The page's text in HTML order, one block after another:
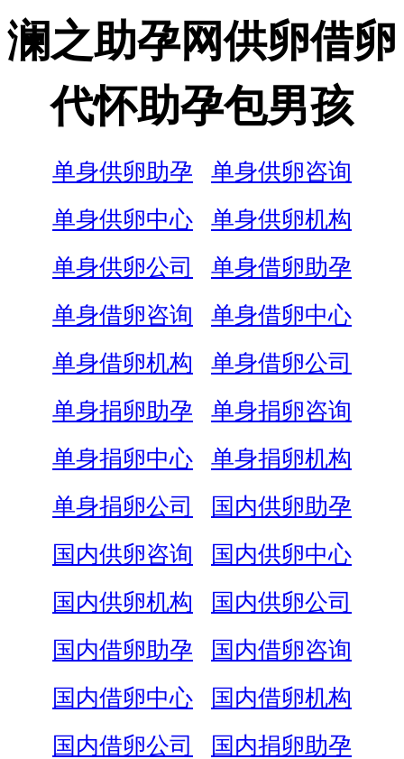
澜之助孕网供卵借卵
代怀助孕包男孩
单身供卵助孕
单身供卵咨询
单身供卵中心
单身供卵机构
单身供卵公司
单身借卵助孕
单身借卵咨询
单身借卵中心
单身借卵机构
单身借卵公司
单身捐卵助孕
单身捐卵咨询
单身捐卵中心
单身捐卵机构
单身捐卵公司
国内供卵助孕
国内供卵咨询
国内供卵中心
国内供卵机构
国内供卵公司
国内借卵助孕
国内借卵咨询
国内借卵中心
国内借卵机构
国内借卵公司
国内捐卵助孕